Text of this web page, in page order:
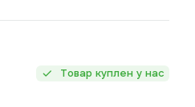
Товар куплен у нас